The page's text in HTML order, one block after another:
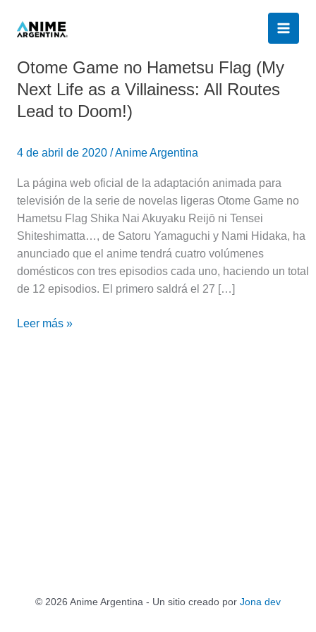
Otome Game no Hametsu Flag (My
Next Life as a Villainess: All Routes
Lead to Doom!)
4 de abril de 2020 /Anime Argentina
La página web oficial de la adaptación animada para
televisión de la serie de novelas ligeras Otome Game no
Hametsu Flag Shika Nai Akuyaku Reijō ni Tensei
Shiteshimatta…, de Satoru Yamaguchi y Nami Hidaka, ha
anunciado que el anime tendrá cuatro volúmenes
domésticos con tres episodios cada uno, haciendo un total
de 12 episodios. El primero saldrá el 27 […]
Otome
Game
Hametsu
(My
Life
as
a
Villainess:
All
Routes
Lead
Doom!)
Leer más »
© 2026 Anime Argentina - Un sitio creado por Jona dev